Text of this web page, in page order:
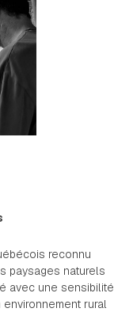
reconnu
paysages naturels
avec une sensibilité
rural